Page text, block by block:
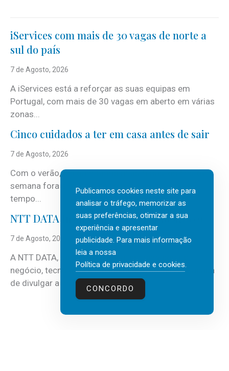
iServices com mais de 30 vagas de norte a
sul do país
7 de Agosto, 2026
A iServices está a reforçar as suas equipas em
Portugal, com mais de 30 vagas em aberto em várias
zonas...
Cinco cuidados a ter em casa antes de sair
7 de Agosto, 2026
Com o verão, chegam também as férias, os fins-de-
semana fora e os dias em que a casa fica mais
tempo...
NTT DATA Insurtech Global Outlook 2026
7 de Agosto, 2026
A NTT DATA, consultora global em serviços de
negócio, tecnologia e inteligência artificial (IA), acaba
de divulgar a mais recente...
Publicamos cookies neste site para
analisar o tráfego, memorizar as
suas preferências, otimizar a sua
experiência e apresentar
publicidade. Para mais informação
leia a nossa
Política de privacidade e cookies.
CONCORDO